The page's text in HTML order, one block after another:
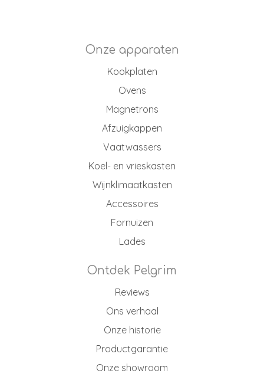
Onze apparaten
Kookplaten
Ovens
Magnetrons
Afzuigkappen
Vaatwassers
Koel- en vrieskasten
Wijnklimaatkasten
Accessoires
Fornuizen
Lades
Ontdek Pelgrim
Reviews
Ons verhaal
Onze historie
Productgarantie
Onze showroom